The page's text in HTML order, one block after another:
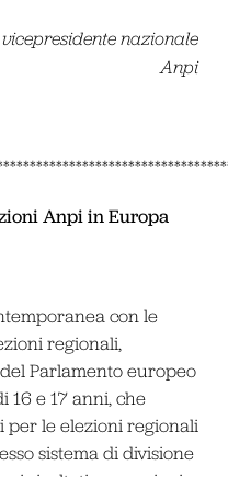
nazionale
Anpi
Anpi in Europa
con le
regionali,
Parlamento europeo
16 e 17 anni, che
per le elezioni regionali
sistema di divisione